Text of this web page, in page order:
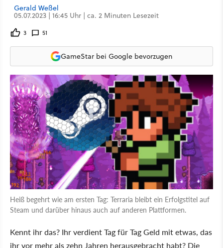
Gerald Weßel
05.07.2023 | 16:45 Uhr | ca. 2 Minuten Lesezeit
3 51
GameStar bei Google bevorzugen
Heiß begehrt wie am ersten Tag: Terraria bleibt ein Erfolgstitel auf
Steam und darüber hinaus auch auf anderen Plattformen.
Kennt ihr das? Ihr verdient Tag für Tag Geld mit etwas, das
ihr vor mehr als zehn Jahren herausgebracht habt? Die